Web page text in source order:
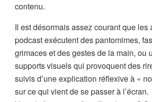
contenu.
Il est désormais assez courant que les
podcast exécutent des pantomimes,
grimaces et des gestes de la main, ou
supports visuels qui provoquent des
suivis d’une explication réflexive à «
sur ce qui vient de se passer à l’écran.